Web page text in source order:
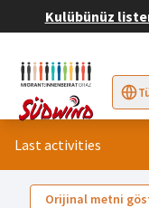
Kulübünüz
Last activities
Orijinal metni